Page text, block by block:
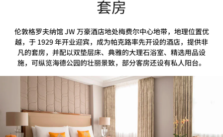
套房
伦敦格罗夫纳馆 JW 万豪酒店地处梅费尔中心地带，地理位置优
越，于 1929 年开业迎宾，成为帕克路率先开设的酒店，提供非
凡的套房，并配以双垫层床、典雅的大理石浴室、精选用品设
施，可纵览海德公园的壮丽景致，部分客房还设有私人阳台。